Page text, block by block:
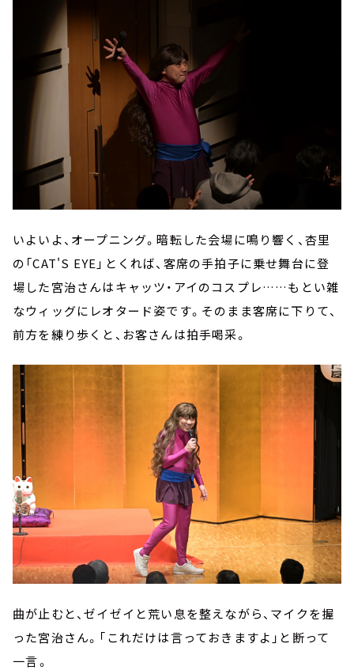
いよいよ、オープニング。暗転した会場に鳴り響く、杏里
の「CAT'S EYE」――とくれば、客席の手拍子に乗せ舞台に登
場した宮治さんはキャッツ・アイのコスプレ……もとい雑
なウィッグにレオタード姿です。そのまま客席に下りて、
前方を練り歩くと、お客さんは拍手喝采。
曲が止むと、ゼイゼイと荒い息を整えながら、マイクを握
った宮治さん。「これだけは言っておきますよ」と断って
一言――。